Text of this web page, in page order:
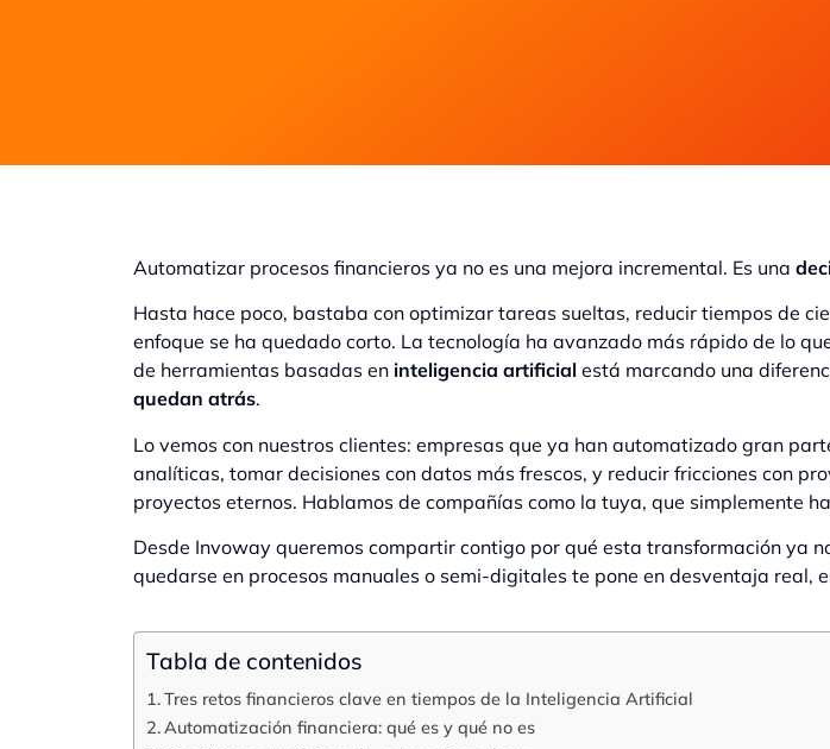
Automatizar procesos financieros ya no es una mejora incremental. Es una
Hasta hace poco, bastaba con optimizar tareas sueltas, reducir tiempos de
enfoque se ha quedado corto. La tecnología ha avanzado más rápido de lo
de herramientas basadas en inteligencia artificial está marcando una
quedan atrás.
Lo vemos con nuestros clientes: empresas que ya han automatizado gran
analíticas, tomar decisiones con datos más frescos, y reducir fricciones con
proyectos eternos. Hablamos de compañías como la tuya, que simplemente
Desde Invoway queremos compartir contigo por qué esta transformación ya
quedarse en procesos manuales o semi-digitales te pone en desventaja real,
Tabla de contenidos
Tres retos financieros clave en tiempos de la Inteligencia Artificial
Automatización financiera: qué es y qué no es